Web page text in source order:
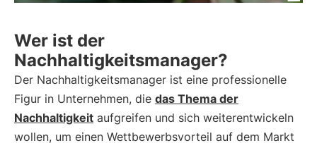
Wer ist der
Nachhaltigkeitsmanager?
Der Nachhaltigkeitsmanager ist eine professionelle
Figur in Unternehmen, die das Thema der
Nachhaltigkeit aufgreifen und sich weiterentwickeln
wollen, um einen Wettbewerbsvorteil auf dem Markt